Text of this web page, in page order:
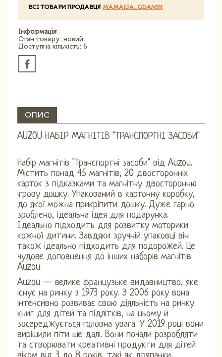
ВСІ ТОВАРИ ПРОДАВЦЯ MAMAIJA_GDANSK
Інформація
Стан товару: новий
Доступна кількість: 6
ОПИС
AUZOU НАБІР МАГНІТІВ "ТРАНСПОРТНІ ЗАСОБИ"
Набір магнітів "Транспортні засоби" від Auzou.
Містить понад 45 магнітів, 20 двосторонніх
карток з підказками та магнітну двосторонню
ігрову дошку. Упакований в картонну коробку,
до якої можна прикріпити дошку. Дуже гарно
зроблено, ідеальна ідея для подарунка.
Ідеально підходить для розвитку моторики
кожної дитини. Завдяки зручній упаковці він
також ідеально підходить для подорожей. Це
чудове доповнення до інших наборів магнітів
Auzou.
Auzou — велике французьке видавництво, яке
існує на ринку з 1973 року. З 2006 року вона
інтенсивно розвиває свою діяльність на ринку
книг для дітей та підлітків, на цьому й
зосереджується головна увага. У 2019 році вони
вирішили піти ще далі. Вони почали розробляти
та створювати креативні продукти для дітей